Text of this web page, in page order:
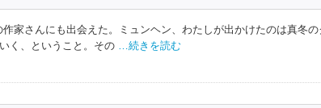
家さんにも出会えた。ミュンヘン、わたしが出かけたのは真冬
く、ということ。その
…続きを読む